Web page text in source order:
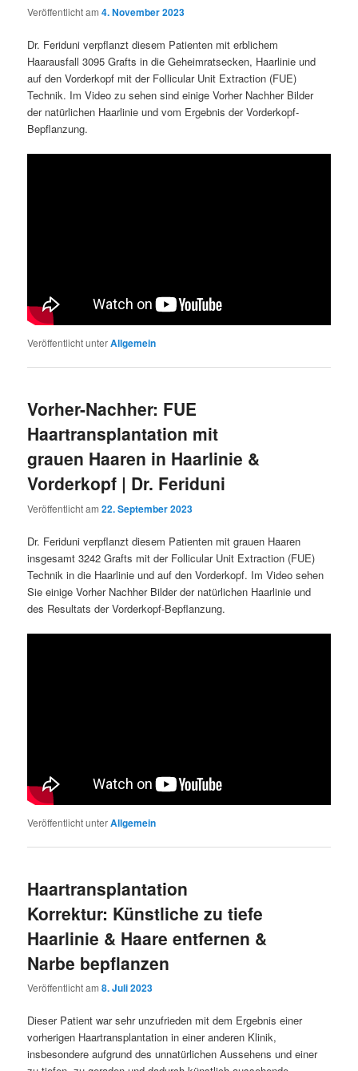
Veröffentlicht am4. November 2023
Dr. Feriduni verpflanzt diesem Patienten mit erblichem
Haarausfall 3095 Grafts in die Geheimratsecken, Haarlinie und
auf den Vorderkopf mit der Follicular Unit Extraction (FUE)
Technik. Im Video zu sehen sind einige Vorher Nachher Bilder
der natürlichen Haarlinie und vom Ergebnis der Vorderkopf-
Bepflanzung.
Veröffentlicht unterAllgemein
Vorher-Nachher: FUE
Haartransplantation mit
grauen Haaren in Haarlinie &
Vorderkopf | Dr. Feriduni
Veröffentlicht am22. September 2023
Dr. Feriduni verpflanzt diesem Patienten mit grauen Haaren
insgesamt 3242 Grafts mit der Follicular Unit Extraction (FUE)
Technik in die Haarlinie und auf den Vorderkopf. Im Video sehen
Sie einige Vorher Nachher Bilder der natürlichen Haarlinie und
des Resultats der Vorderkopf-Bepflanzung.
Veröffentlicht unterAllgemein
Haartransplantation
Korrektur: Künstliche zu tiefe
Haarlinie & Haare entfernen &
Narbe bepflanzen
Veröffentlicht am8. Juli 2023
Dieser Patient war sehr unzufrieden mit dem Ergebnis einer
vorherigen Haartransplantation in einer anderen Klinik,
insbesondere aufgrund des unnatürlichen Aussehens und einer